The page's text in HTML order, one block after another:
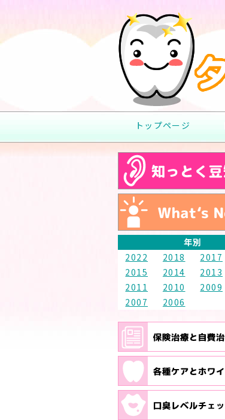
トップページ
年別
2022
2018 2017
2015
2014 2013
2011
2010 2009
2007
2006